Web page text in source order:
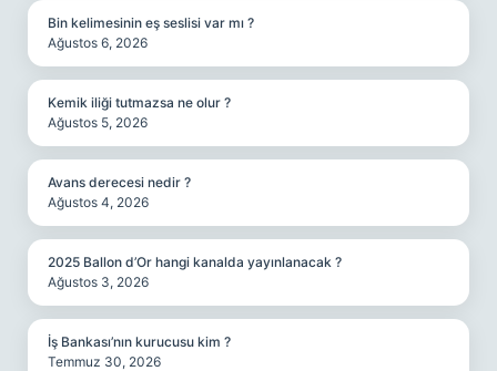
Bin kelimesinin eş seslisi var mı ?
Ağustos 6, 2026
Kemik iliği tutmazsa ne olur ?
Ağustos 5, 2026
Avans derecesi nedir ?
Ağustos 4, 2026
2025 Ballon d’Or hangi kanalda yayınlanacak ?
Ağustos 3, 2026
İş Bankası’nın kurucusu kim ?
Temmuz 30, 2026